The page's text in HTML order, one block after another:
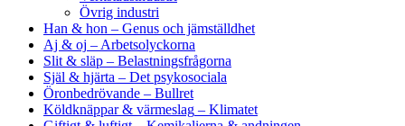
Övrig industri
Han & hon – Genus och jämställdhet
Aj & oj – Arbetsolyckorna
Slit & släp – Belastningsfrågorna
Själ & hjärta – Det psykosociala
Öronbedrövande – Bullret
Köldknäppar & värmeslag – Klimatet